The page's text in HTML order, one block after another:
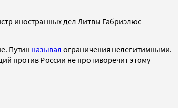
иностранных дел Литвы Габриэлюс
Путин называл ограничения нелегитимными.
против России не противоречит этому